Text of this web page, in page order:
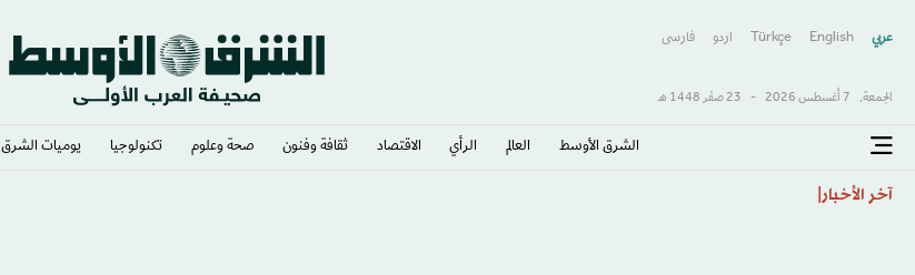
عربي English
Türkçe اردو فارسى
الجمعة, 7 أغسطس 2026 - 23 صفَر 1448 هـ
الشرق الأوسط​ العالم الرأي الاقتصاد ثقافة وفنون صحة وعلوم تكنولوجيا يوميات الشرق​
آخر الأخبار